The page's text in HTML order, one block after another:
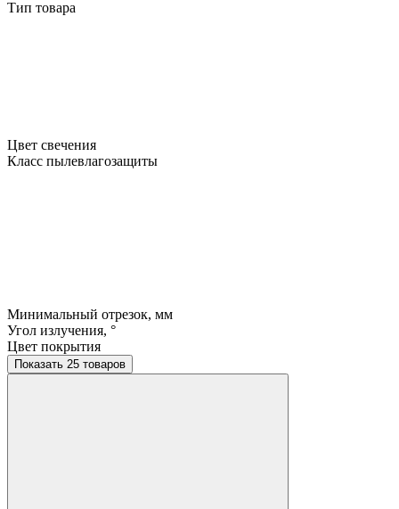
Тип товара
Цвет свечения
Класс пылевлагозащиты
Минимальный отрезок, мм
Угол излучения, °
Цвет покрытия
Показать 25 товаров